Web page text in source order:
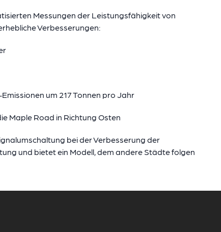
Messungen der Leistungsfähigkeit von
Verbesserungen:
um 217 Tonnen pro Jahr
Maple Road in Richtung Osten
bei der Verbesserung der
und bietet ein Modell, dem andere Städte folgen